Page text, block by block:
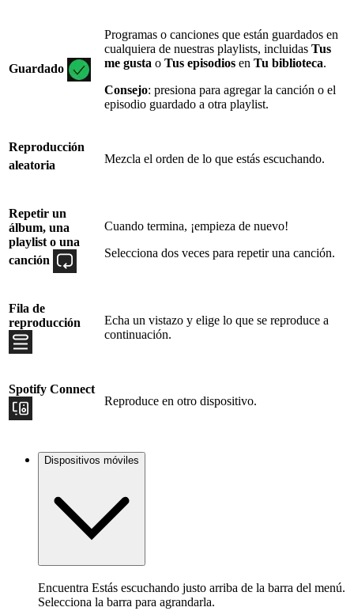
Guardado
Programas o canciones que están guardados en
cualquiera de nuestras playlists, incluidas Tus
me gusta o Tus episodios en Tu biblioteca.
Consejo: presiona para agregar la canción o el
episodio guardado a otra playlist.
Reproducción
aleatoria
Mezcla el orden de lo que estás escuchando.
Repetir un
álbum, una
playlist o una
canción
Cuando termina, ¡empieza de nuevo!
Selecciona dos veces para repetir una canción.
Fila de
reproducción
Echa un vistazo y elige lo que se reproduce a
continuación.
Spotify Connect
Reproduce en otro dispositivo.
Dispositivos móviles
Encuentra Estás escuchando justo arriba de la barra del menú.
Selecciona la barra para agrandarla.